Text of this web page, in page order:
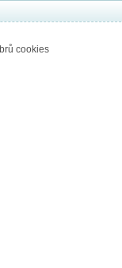
cookies